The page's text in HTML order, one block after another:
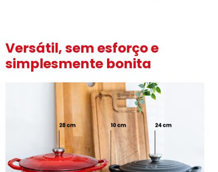
Versátil, sem esforço e
simplesmente bonita